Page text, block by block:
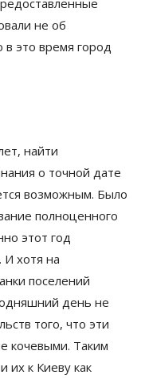
не об
в это время город
найти
о точной дате
возможным. Было
полноценного
этот год
И хотя на
поселений
день не
того, что эти
кочевыми. Таким
их к Киеву как